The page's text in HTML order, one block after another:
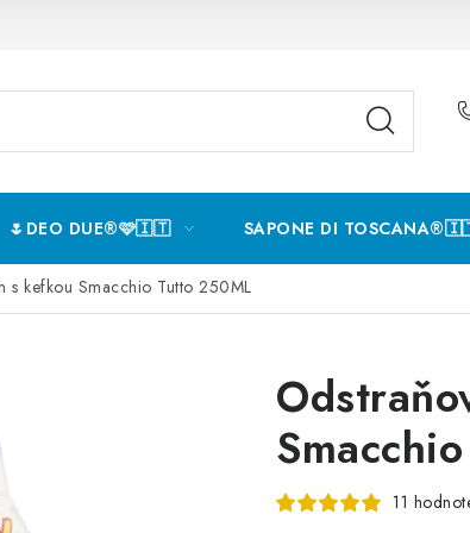
🌷DEO DUE®️🩷🇮🇹 SAPONE DI
s kefkou Smacchio Tutto 250ML
11